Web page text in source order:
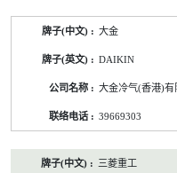
大金
DAIKIN
大金冷气(香港)有
39669303
三菱重工